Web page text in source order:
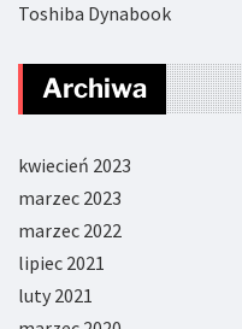
Toshiba Dynabook
Archiwa
kwiecień 2023
marzec 2023
marzec 2022
lipiec 2021
luty 2021